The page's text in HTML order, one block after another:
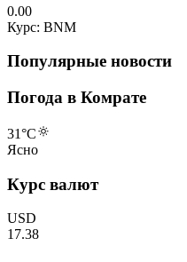
0.00
Курс: BNM
Популярные новости
Погода в Комрате
31°C
Ясно
Курс валют
USD
17.38